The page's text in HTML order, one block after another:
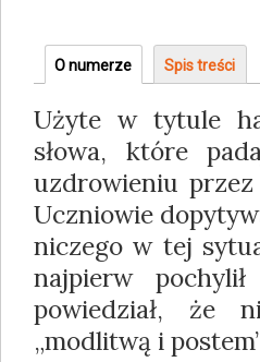
Grupa
O numerze (aktywna
karta)
Spis treści
Użyte w tytule
słowa, które
uzdrowieniu przez
Uczniowie
niczego w tej
najpierw
powiedział, że
„modlitwą i